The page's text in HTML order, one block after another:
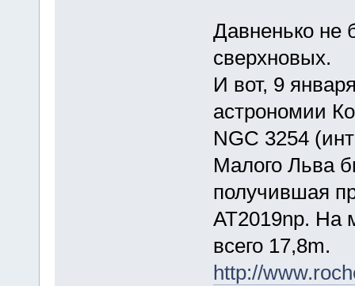
Давненько не
сверхновых.
И вот, 9
астрономии
NGC 3254
Малого Льва
получившая
AT2019np. На
всего 17,8m.
http://